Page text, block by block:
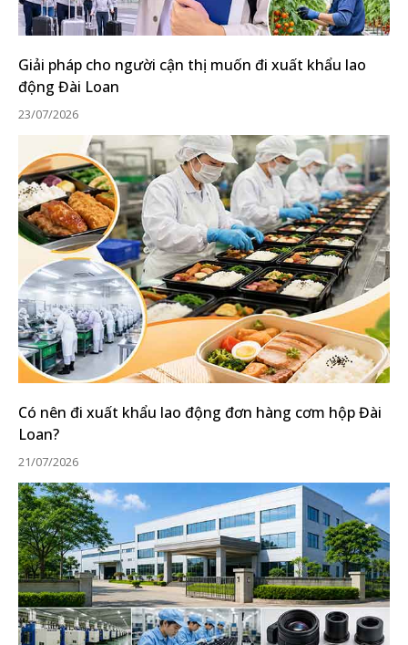
Giải pháp cho người cận thị muốn đi xuất khẩu lao
động Đài Loan
23/07/2026
Có nên đi xuất khẩu lao động đơn hàng cơm hộp Đài
Loan?
21/07/2026